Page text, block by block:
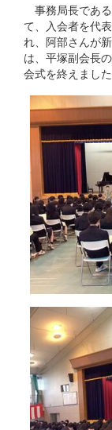
事務局長であ
て、入会者を代
れ、阿部さんが
は、平塚副会長
会式を終えました